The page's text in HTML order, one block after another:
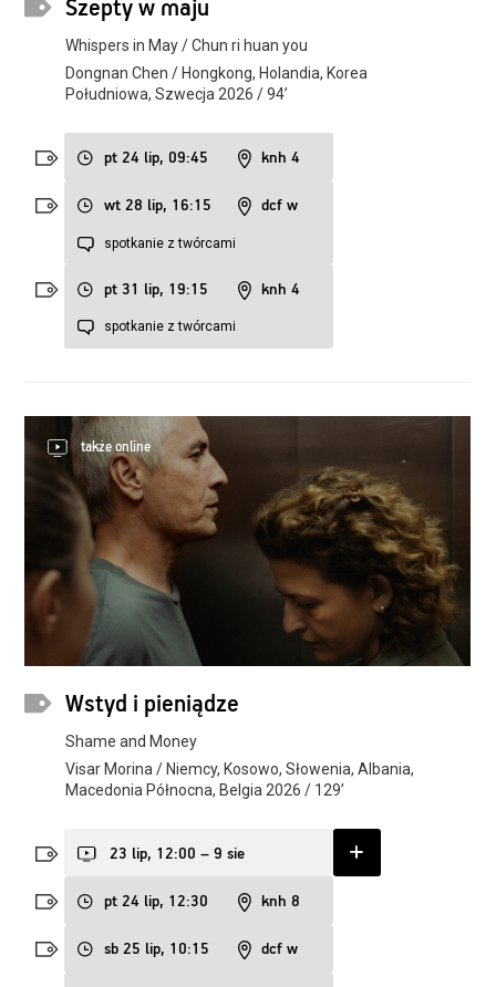
Szepty w maju
Whispers in May / Chun ri huan you
Dongnan Chen / Hongkong, Holandia, Korea
Południowa, Szwecja 2026 / 94’
pt 24 lip, 09:45 knh 4
wt 28 lip, 16:15 dcf w
spotkanie z twórcami
pt 31 lip, 19:15 knh 4
spotkanie z twórcami
także online
Wstyd i pieniądze
Shame and Money
Visar Morina / Niemcy, Kosowo, Słowenia, Albania,
Macedonia Północna, Belgia 2026 / 129’
pt 24 lip, 12:30 knh 8
sb 25 lip, 10:15 dcf w
23 lip, 12:00 – 9 sie